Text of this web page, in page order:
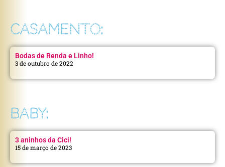
CASAMENTO:
Bodas de Renda e Linho!
3 de outubro de 2022
BABY:
3 aninhos da Cici!
15 de março de 2023